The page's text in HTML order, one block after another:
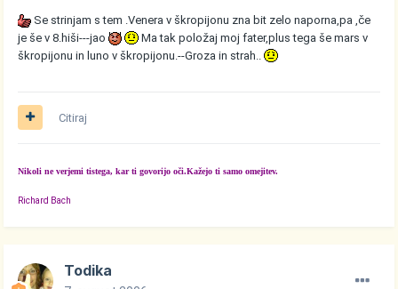
Se strinjam s tem .Venera v škropijonu zna bit zelo naporna,pa ,če
je še v 8.hiši---jao
Ma tak položaj moj fater,plus tega še mars v
škropijonu in luno v škropijonu.--Groza in strah..
Citiraj
Nikoli ne verjemi tistega, kar ti govorijo oči.Kažejo ti samo omejitev.
Richard Bach
Todika